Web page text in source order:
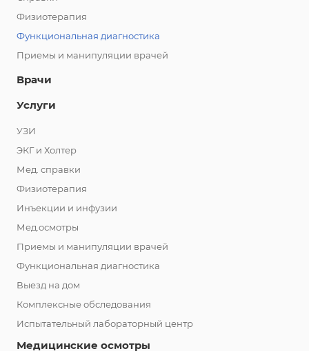
Физиотерапия
Функциональная диагностика
Приемы и манипуляции врачей
Врачи
Услуги
УЗИ
ЭКГ и Холтер
Мед. справки
Физиотерапия
Инъекции и инфузии
Мед.осмотры
Приемы и манипуляции врачей
Функциональная диагностика
Выезд на дом
Комплексные обследования
Испытательный лабораторный центр
Медицинские осмотры